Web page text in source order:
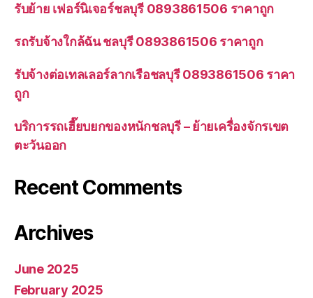
รับย้าย เฟอร์นิเจอร์ชลบุรี 0893861506 ราคาถูก
รถรับจ้างใกล้ฉัน ชลบุรี 0893861506 ราคาถูก
รับจ้างต่อเทลเลอร์ลากเรือชลบุรี 0893861506 ราคา
ถูก
บริการรถเฮี๊ยบยกของหนักชลบุรี – ย้ายเครื่องจักรเขต
ตะวันออก
Recent Comments
Archives
June 2025
February 2025